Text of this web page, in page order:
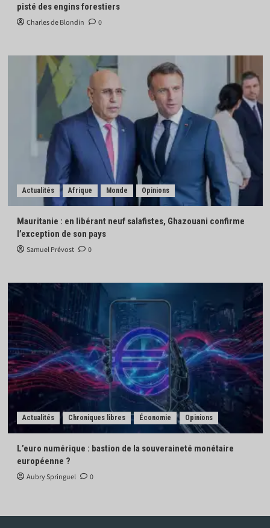
pisté des engins forestiers
Charles de Blondin 0
Actualités Afrique Monde Opinions
Mauritanie : en libérant neuf salafistes, Ghazouani confirme
l’exception de son pays
Samuel Prévost 0
Actualités Chroniques libres Économie Opinions
L’euro numérique : bastion de la souveraineté monétaire
européenne ?
Aubry Springuel 0